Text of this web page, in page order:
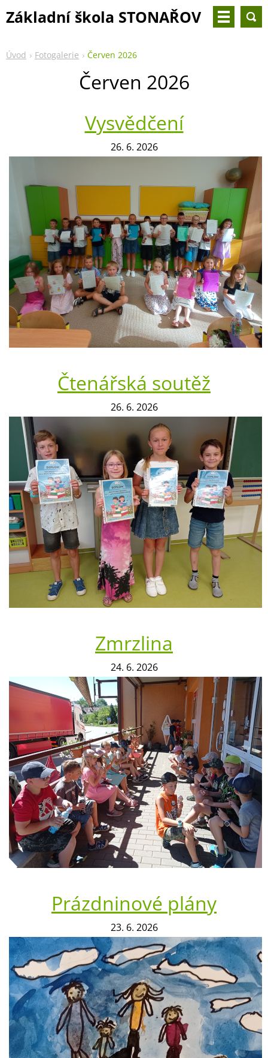
Základní škola STONAŘOV
Úvod Fotogalerie Červen 2026
Červen 2026
Vysvědčení
26. 6. 2026
Čtenářská soutěž
26. 6. 2026
Zmrzlina
24. 6. 2026
Prázdninové plány
23. 6. 2026